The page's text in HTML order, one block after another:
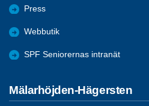
Press
Webbutik
SPF Seniorernas intranät
Mälarhöjden-Hägersten